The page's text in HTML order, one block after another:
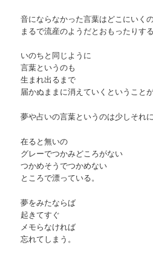
音にならなかった言葉はどこにいく
まるで流産のようだとおもったりす
いのちと同じように
言葉というのも
生まれ出るまで
届かぬままに消えていくということ
夢や占いの言葉というのは少しそれ
在ると無いの
グレーでつかみどころがない
つかめそうでつかめない
ところで漂っている。
夢をみたならば
起きてすぐ
メモらなければ
忘れてしまう。